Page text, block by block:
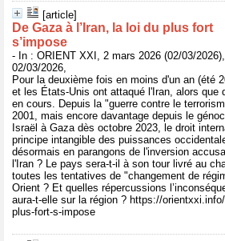
[article]
De Gaza à l’Iran, la loi du plus fort
s’impose
- In : ORIENT XXI, 2 mars 2026 (02/03/2026),
02/03/2026,
Pour la deuxième fois en moins d'un an (été
et les États-Unis ont attaqué l'Iran, alors que
en cours. Depuis la "guerre contre le
2001, mais encore davantage depuis le
Israël à Gaza dès octobre 2023, le droit
principe intangible des puissances
désormais en parangons de l'inversion
l'Iran ? Le pays sera-t-il à son tour livré au
toutes les tentatives de "changement de
Orient ? Et quelles répercussions
aura-t-elle sur la région ? https://
plus-fort-s-impose